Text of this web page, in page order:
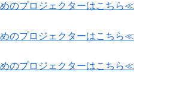
のプロジェクターはこちら≪
のプロジェクターはこちら≪
のプロジェクターはこちら≪